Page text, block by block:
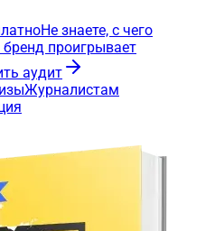
Не знаете, с чего
проигрывает
аудит
Журналистам